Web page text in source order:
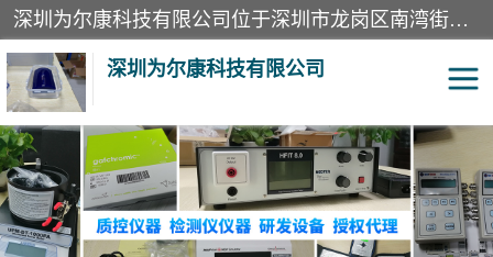
深圳为尔康科技有限公司位于深圳市龙岗区南湾街道。经营范围包括：计算机网络技术开发、技术转让、技术咨询、技术服务；一类医疗器械、通讯设备、机械设备、五金产品、电器产品的销售；二类、三类医疗器械的销售等；主要产品有：无创血压模拟仪、气体检测仪、检测仪、bms1x射线胶片、输液泵分析仪、呼吸机分析仪、心电图机测试仪等产品。
深圳为尔康科技有限公司
教学模型 实验室器材
模拟器 无创血压模拟仪